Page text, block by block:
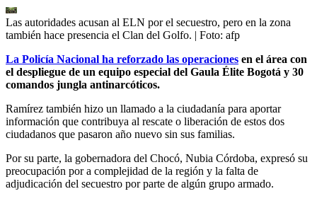
Las autoridades acusan al ELN por el secuestro, pero en la zona
también hace presencia el Clan del Golfo. | Foto: afp
La Policía Nacional ha reforzado las operaciones en el área con
el despliegue de un equipo especial del Gaula Élite Bogotá y 30
comandos jungla antinarcóticos.
Ramírez también hizo un llamado a la ciudadanía para aportar
información que contribuya al rescate o liberación de estos dos
ciudadanos que pasaron año nuevo sin sus familias.
Por su parte, la gobernadora del Chocó, Nubia Córdoba, expresó su
preocupación por a complejidad de la región y la falta de
adjudicación del secuestro por parte de algún grupo armado.